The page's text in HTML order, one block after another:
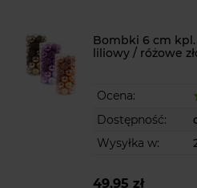
Bombki 6 cm kpl.
liliowy / różowe
Ocena:
Dostępność:
Wysyłka w:
49,95 zł